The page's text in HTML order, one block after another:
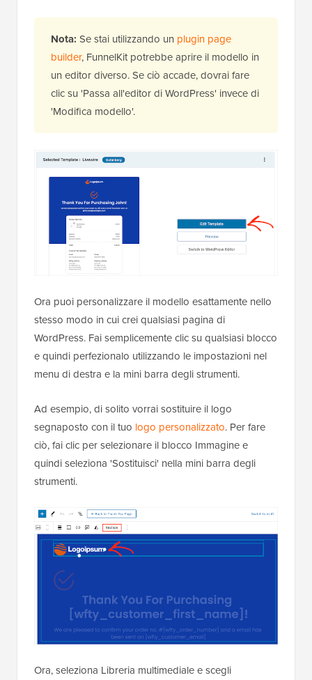
Nota: Se stai utilizzando un plugin page
builder, FunnelKit potrebbe aprire il modello in
un editor diverso. Se ciò accade, dovrai fare
clic su 'Passa all'editor di WordPress' invece di
'Modifica modello'.
Ora puoi personalizzare il modello esattamente nello
stesso modo in cui crei qualsiasi pagina di
WordPress. Fai semplicemente clic su qualsiasi blocco
e quindi perfezionalo utilizzando le impostazioni nel
menu di destra e la mini barra degli strumenti.
Ad esempio, di solito vorrai sostituire il logo
segnaposto con il tuo logo personalizzato. Per fare
ciò, fai clic per selezionare il blocco Immagine e
quindi seleziona 'Sostituisci' nella mini barra degli
strumenti.
Ora, seleziona Libreria multimediale e scegli